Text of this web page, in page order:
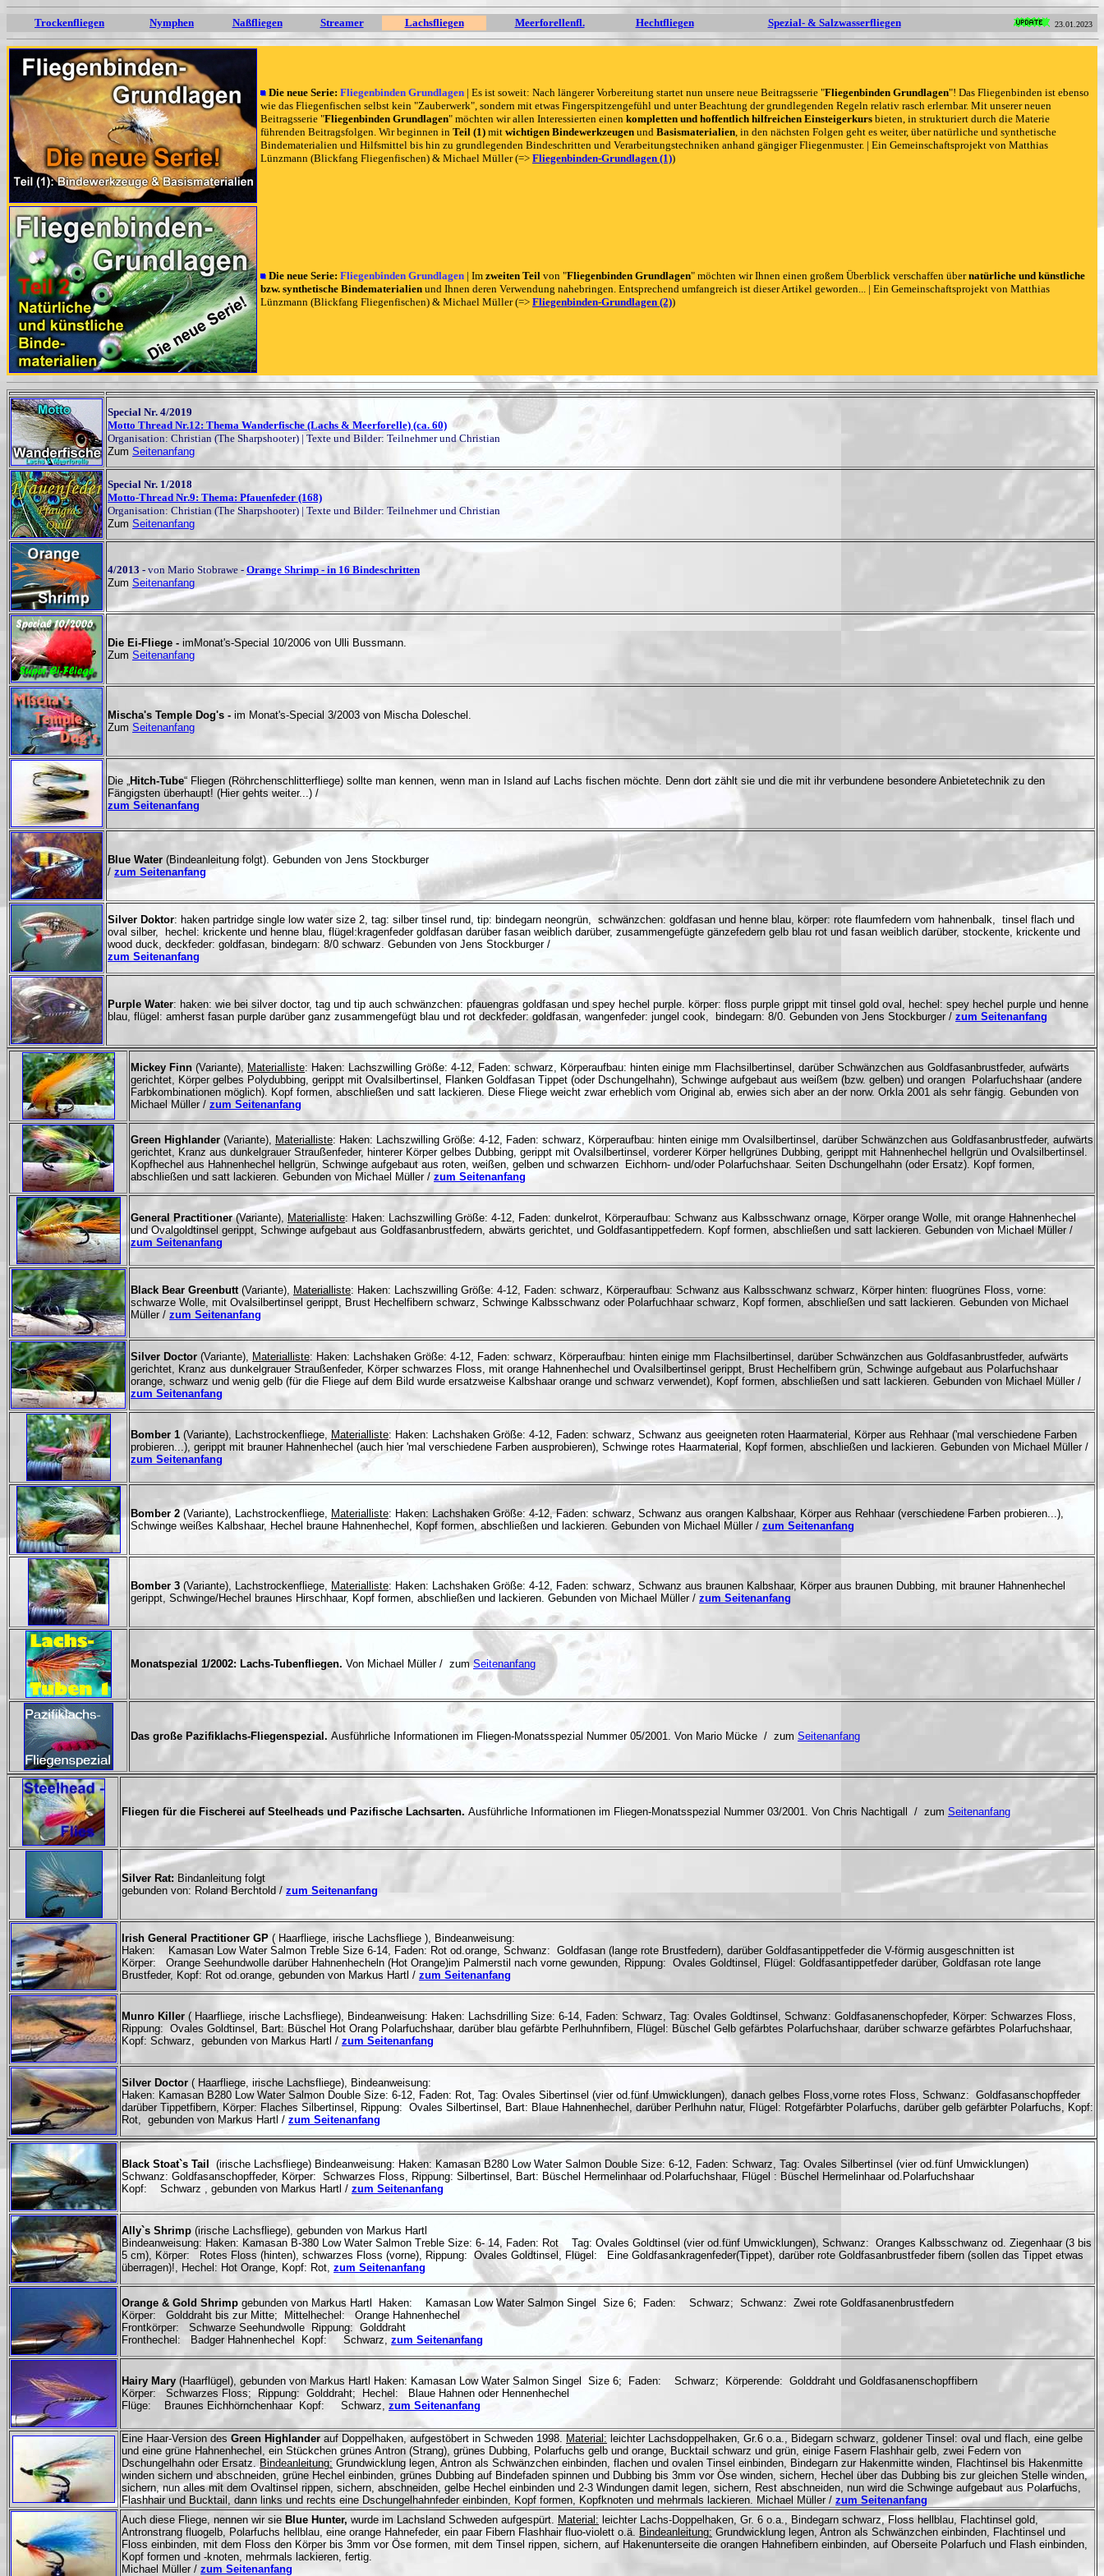
Trockenfliegen Nymphen Naßfliegen Streamer Lachsfliegen Meerforellenfl. Hechtfliegen Spezial- & Salzwasserfliegen 23.01.2023
Die neue Serie: Fliegenbinden Grundlagen | Es ist soweit: Nach längerer Vorbereitung startet nun unsere neue Beitragsserie "Fliegenbinden Grundlagen"! Das Fliegenbinden ist ebenso
wie das Fliegenfischen selbst kein "Zauberwerk", sondern mit etwas Fingerspitzengefühl und unter Beachtung der grundlegenden Regeln relativ rasch erlernbar. Mit unserer neuen
Beitragsserie "Fliegenbinden Grundlagen" möchten wir allen Interessierten einen kompletten und hoffentlich hilfreichen Einsteigerkurs bieten, in strukturiert durch die Materie
führenden Beitragsfolgen. Wir beginnen in Teil (1) mit wichtigen Bindewerkzeugen und Basismaterialien, in den nächsten Folgen geht es weiter, über natürliche und synthetische
Bindematerialien und Hilfsmittel bis hin zu grundlegenden Bindeschritten und Verarbeitungstechniken anhand gängiger Fliegenmuster. | Ein Gemeinschaftsprojekt von Matthias
Lünzmann (Blickfang Fliegenfischen) & Michael Müller (=> Fliegenbinden-Grundlagen (1))
Die neue Serie: Fliegenbinden Grundlagen | Im zweiten Teil von "Fliegenbinden Grundlagen" möchten wir Ihnen einen großem Überblick verschaffen übernatürliche und künstliche
bzw. synthetische Bindematerialien und Ihnen deren Verwendung nahebringen. Entsprechend umfangreich ist dieser Artikel geworden... | Ein Gemeinschaftsprojekt von Matthias
Lünzmann (Blickfang Fliegenfischen) & Michael Müller (=> Fliegenbinden-Grundlagen (2))
Special Nr. 4/2019
Motto Thread Nr.12: Thema Wanderfische (Lachs & Meerforelle) (ca. 60)
Organisation: Christian (The Sharpshooter) | Texte und Bilder: Teilnehmer und Christian
Zum Seitenanfang
Special Nr. 1/2018
Motto-Thread Nr.9: Thema: Pfauenfeder (168)
Organisation: Christian (The Sharpshooter) | Texte und Bilder: Teilnehmer und Christian
Zum Seitenanfang
4/2013 - von Mario Stobrawe - Orange Shrimp - in 16 Bindeschritten
Zum Seitenanfang
Die Ei-Fliege - imMonat's-Special 10/2006 von Ulli Bussmann.
Zum Seitenanfang
Mischa's Temple Dog's - im Monat's-Special 3/2003 von Mischa Doleschel.
Zum Seitenanfang
Die „Hitch-Tube“ Fliegen (Röhrchenschlitterfliege) sollte man kennen, wenn man in Island auf Lachs fischen möchte. Denn dort zählt sie und die mit ihr verbundene besondere Anbietetechnik zu den
Fängigsten überhaupt! (Hier gehts weiter...) /
zum Seitenanfang
Blue Water (Bindeanleitung folgt). Gebunden von Jens Stockburger
/ zum Seitenanfang
Silver Doktor: haken partridge single low water size 2, tag: silber tinsel rund, tip: bindegarn neongrün, schwänzchen: goldfasan und henne blau, körper: rote flaumfedern vom hahnenbalk, tinsel flach und
oval silber, hechel: krickente und henne blau, flügel:kragenfeder goldfasan darüber fasan weiblich darüber, zusammengefügte gänzefedern gelb blau rot und fasan weiblich darüber, stockente, krickente und
wood duck, deckfeder: goldfasan, bindegarn: 8/0 schwarz. Gebunden von Jens Stockburger /
zum Seitenanfang
Purple Water: haken: wie bei silver doctor, tag und tip auch schwänzchen: pfauengras goldfasan und spey hechel purple. körper: floss purple grippt mit tinsel gold oval, hechel: spey hechel purple und henne
blau, flügel: amherst fasan purple darüber ganz zusammengefügt blau und rot deckfeder: goldfasan, wangenfeder: jungel cook, bindegarn: 8/0. Gebunden von Jens Stockburger / zum Seitenanfang
Mickey Finn (Variante), Materialliste: Haken: Lachszwilling Größe: 4-12, Faden: schwarz, Körperaufbau: hinten einige mm Flachsilbertinsel, darüber Schwänzchen aus Goldfasanbrustfeder, aufwärts
gerichtet, Körper gelbes Polydubbing, gerippt mit Ovalsilbertinsel, Flanken Goldfasan Tippet (oder Dschungelhahn), Schwinge aufgebaut aus weißem (bzw. gelben) und orangen Polarfuchshaar (andere
Farbkombinationen möglich). Kopf formen, abschließen und satt lackieren. Diese Fliege weicht zwar erheblich vom Original ab, erwies sich aber an der norw. Orkla 2001 als sehr fängig. Gebunden von
Michael Müller / zum Seitenanfang
Green Highlander (Variante), Materialliste: Haken: Lachszwilling Größe: 4-12, Faden: schwarz, Körperaufbau: hinten einige mm Ovalsilbertinsel, darüber Schwänzchen aus Goldfasanbrustfeder, aufwärts
gerichtet, Kranz aus dunkelgrauer Straußenfeder, hinterer Körper gelbes Dubbing, gerippt mit Ovalsilbertinsel, vorderer Körper hellgrünes Dubbing, gerippt mit Hahnenhechel hellgrün und Ovalsilbertinsel.
Kopfhechel aus Hahnenhechel hellgrün, Schwinge aufgebaut aus roten, weißen, gelben und schwarzen Eichhorn- und/oder Polarfuchshaar. Seiten Dschungelhahn (oder Ersatz). Kopf formen,
abschließen und satt lackieren. Gebunden von Michael Müller / zum Seitenanfang
General Practitioner(Variante), Materialliste: Haken: Lachszwilling Größe: 4-12, Faden: dunkelrot, Körperaufbau: Schwanz aus Kalbsschwanz ornage, Körper orange Wolle, mit orange Hahnenhechel
und Ovalgoldtinsel gerippt, Schwinge aufgebaut aus Goldfasanbrustfedern, abwärts gerichtet, und Goldfasantippetfedern. Kopf formen, abschließen und satt lackieren. Gebunden von Michael Müller /
zum Seitenanfang
Black Bear Greenbutt(Variante), Materialliste: Haken: Lachszwilling Größe: 4-12, Faden: schwarz, Körperaufbau: Schwanz aus Kalbsschwanz schwarz, Körper hinten: fluogrünes Floss, vorne:
schwarze Wolle, mit Ovalsilbertinsel gerippt, Brust Hechelfibern schwarz, Schwinge Kalbsschwanz oder Polarfuchhaar schwarz, Kopf formen, abschließen und satt lackieren. Gebunden von Michael
Müller / zum Seitenanfang
Silver Doctor (Variante), Materialliste: Haken: Lachshaken Größe: 4-12, Faden: schwarz, Körperaufbau: hinten einige mm Flachsilbertinsel, darüber Schwänzchen aus Goldfasanbrustfeder, aufwärts
gerichtet, Kranz aus dunkelgrauer Straußenfeder, Körper schwarzes Floss, mit orange Hahnenhechel und Ovalsilbertinsel gerippt, Brust Hechelfibern grün, Schwinge aufgebaut aus Polarfuchshaar
orange, schwarz und wenig gelb (für die Fliege auf dem Bild wurde ersatzweise Kalbshaar orange und schwarz verwendet), Kopf formen, abschließen und satt lackieren. Gebunden von Michael Müller /
zum Seitenanfang
Bomber 1 (Variante), Lachstrockenfliege, Materialliste: Haken: Lachshaken Größe: 4-12, Faden: schwarz, Schwanz aus geeigneten roten Haarmaterial, Körper aus Rehhaar ('mal verschiedene Farben
probieren...), gerippt mit brauner Hahnenhechel (auch hier 'mal verschiedene Farben ausprobieren), Schwinge rotes Haarmaterial, Kopf formen, abschließen und lackieren. Gebunden von Michael Müller /
zum Seitenanfang
Bomber 2 (Variante), Lachstrockenfliege, Materialliste: Haken: Lachshaken Größe: 4-12, Faden: schwarz, Schwanz aus orangen Kalbshaar, Körper aus Rehhaar (verschiedene Farben probieren...),
Schwinge weißes Kalbshaar, Hechel braune Hahnenhechel, Kopf formen, abschließen und lackieren. Gebunden von Michael Müller / zum Seitenanfang
Bomber 3 (Variante), Lachstrockenfliege, Materialliste: Haken: Lachshaken Größe: 4-12, Faden: schwarz, Schwanz aus braunen Kalbshaar, Körper aus braunen Dubbing, mit brauner Hahnenhechel
gerippt, Schwinge/Hechel braunes Hirschhaar, Kopf formen, abschließen und lackieren. Gebunden von Michael Müller / zum Seitenanfang
Monatspezial 1/2002: Lachs-Tubenfliegen. Von Michael Müller / zumSeitenanfang
Das große Pazifiklachs-Fliegenspezial. Ausführliche Informationen im Fliegen-Monatsspezial Nummer 05/2001. Von Mario Mücke / zum Seitenanfang
Fliegen für die Fischerei auf Steelheads und Pazifische Lachsarten. Ausführliche Informationen im Fliegen-Monatsspezial Nummer 03/2001. Von Chris Nachtigall / zum Seitenanfang
Silver Rat: Bindanleitung folgt
gebunden von: Roland Berchtold / zum Seitenanfang
Irish General Practitioner GP ( Haarfliege, irische Lachsfliege ), Bindeanweisung:
Haken: Kamasan Low Water Salmon Treble Size 6-14, Faden: Rot od.orange, Schwanz: Goldfasan (lange rote Brustfedern), darüber Goldfasantippetfeder die V-förmig ausgeschnitten ist
Körper: Orange Seehundwolle darüber Hahnenhecheln (Hot Orange)im Palmerstil nach vorne gewunden, Rippung: Ovales Goldtinsel, Flügel: Goldfasantippetfeder darüber, Goldfasan rote lange
Brustfeder, Kopf: Rot od.orange, gebunden von Markus Hartl / zum Seitenanfang
Munro Killer ( Haarfliege, irische Lachsfliege), Bindeanweisung: Haken: Lachsdrilling Size: 6-14, Faden: Schwarz, Tag: Ovales Goldtinsel, Schwanz: Goldfasanenschopfeder, Körper: Schwarzes Floss,
Rippung: Ovales Goldtinsel, Bart: Büschel Hot Orang Polarfuchshaar, darüber blau gefärbte Perlhuhnfibern, Flügel: Büschel Gelb gefärbtes Polarfuchshaar, darüber schwarze gefärbtes Polarfuchshaar,
Kopf: Schwarz, gebunden von Markus Hartl / zum Seitenanfang
Silver Doctor ( Haarfliege, irische Lachsfliege), Bindeanweisung:
Haken: Kamasan B280 Low Water Salmon Double Size: 6-12, Faden: Rot, Tag: Ovales Sibertinsel (vier od.fünf Umwicklungen), danach gelbes Floss,vorne rotes Floss, Schwanz: Goldfasanschopffeder
darüber Tippetfibern, Körper: Flaches Silbertinsel, Rippung: Ovales Silbertinsel, Bart: Blaue Hahnenhechel, darüber Perlhuhn natur, Flügel: Rotgefärbter Polarfuchs, darüber gelb gefärbter Polarfuchs, Kopf:
Rot, gebunden von Markus Hartl / zum Seitenanfang
Black Stoat`s Tail
(irische Lachsfliege) Bindeanweisung: Haken: Kamasan B280 Low Water Salmon Double Size: 6-12, Faden: Schwarz, Tag: Ovales Silbertinsel (vier od.fünf Umwicklungen)
Schwanz: Goldfasanschopffeder, Körper: Schwarzes Floss, Rippung: Silbertinsel, Bart: Büschel Hermelinhaar od.Polarfuchshaar, Flügel : Büschel Hermelinhaar od.Polarfuchshaar
Kopf: Schwarz , gebunden von Markus Hartl / zum Seitenanfang
Ally`s Shrimp (irische Lachsfliege), gebunden von Markus Hartl
Bindeanweisung: Haken: Kamasan B-380 Low Water Salmon Treble Size: 6- 14, Faden: Rot Tag: Ovales Goldtinsel (vier od.fünf Umwicklungen), Schwanz: Oranges Kalbsschwanz od. Ziegenhaar (3 bis
5 cm), Körper: Rotes Floss (hinten), schwarzes Floss (vorne), Rippung: Ovales Goldtinsel, Flügel: Eine Goldfasankragenfeder(Tippet), darüber rote Goldfasanbrustfeder fibern (sollen das Tippet etwas
überragen)!, Hechel: Hot Orange, Kopf: Rot, zum Seitenanfang
Orange & Gold Shrimp gebunden von Markus Hartl Haken: Kamasan Low Water Salmon Singel Size 6; Faden: Schwarz; Schwanz: Zwei rote Goldfasanenbrustfedern
Körper: Golddraht bis zur Mitte; Mittelhechel: Orange Hahnenhechel
Frontkörper: Schwarze Seehundwolle Rippung: Golddraht
Fronthechel: Badger Hahnenhechel Kopf: Schwarz, zum Seitenanfang
Hairy Mary (Haarflügel), gebunden von Markus Hartl Haken: Kamasan Low Water Salmon Singel Size 6; Faden: Schwarz; Körperende: Golddraht und Goldfasanenschopffibern
Körper: Schwarzes Floss; Rippung: Golddraht; Hechel: Blaue Hahnen oder Hennenhechel
Flüge: Braunes Eichhörnchenhaar Kopf: Schwarz, zum Seitenanfang
Eine Haar-Version des Green Highlander auf Doppelhaken, aufgestöbert in Schweden 1998. Material: leichter Lachsdoppelhaken, Gr.6 o.a., Bidegarn schwarz, goldener Tinsel: oval und flach, eine gelbe
und eine grüne Hahnenhechel, ein Stückchen grünes Antron (Strang), grünes Dubbing, Polarfuchs gelb und orange, Bucktail schwarz und grün, einige Fasern Flashhair gelb, zwei Federn von
Dschungelhahn oder Ersatz.Bindeanleitung: Grundwicklung legen, Antron als Schwänzchen einbinden, flachen und ovalen Tinsel einbinden, Bindegarn zur Hakenmitte winden, Flachtinsel bis Hakenmitte
winden sichern und abschneiden, grüne Hechel einbinden, grünes Dubbing auf Bindefaden spinnen und Dubbing bis 3mm vor Öse winden, sichern, Hechel über das Dubbing bis zur gleichen Stelle winden,
sichern, nun alles mit dem Ovaltinsel rippen, sichern, abschneiden, gelbe Hechel einbinden und 2-3 Windungen damit legen, sichern, Rest abschneiden, nun wird die Schwinge aufgebaut aus Polarfuchs,
Flashhair und Bucktail, dann links und rechts eine Dschungelhahnfeder einbinden, Kopf formen, Kopfknoten und mehrmals lackieren. Michael Müller / zum Seitenanfang
Auch diese Fliege, nennen wir sie Blue Hunter, wurde im Lachsland Schweden aufgespürt. Material: leichter Lachs-Doppelhaken, Gr. 6 o.a., Bindegarn schwarz, Floss hellblau, Flachtinsel gold,
Antronstrang fluogelb, Polarfuchs hellblau, eine orange Hahnefeder, ein paar Fibern Flashhair fluo-violett o.ä. Bindeanleitung: Grundwicklung legen, Antron als Schwänzchen einbinden, Flachtinsel und
Floss einbinden, mit dem Floss den Körper bis 3mm vor Öse formen, mit dem Tinsel rippen, sichern, auf Hakenunterseite die orangen Hahnefibern einbinden, auf Oberseite Polarfuch und Flash einbinden,
Kopf formen und -knoten, mehrmals lackieren, fertig.
Michael Müller / zum Seitenanfang